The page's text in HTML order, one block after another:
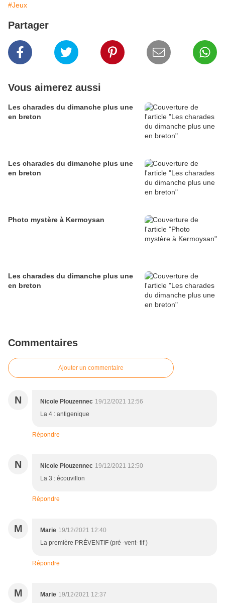
#Jeux
Partager
Vous aimerez aussi
Les charades du dimanche plus une
en breton
Les charades du dimanche plus une
en breton
Photo mystère à Kermoysan
Les charades du dimanche plus une
en breton
Commentaires
Ajouter un commentaire
N Nicole Plouzennec 19/12/2021 12:56
La 4 : antigenique
Répondre
N Nicole Plouzennec 19/12/2021 12:50
La 3 : écouvillon
Répondre
M Marie 19/12/2021 12:40
La première PRÉVENTIF (pré -vent- tif )
Répondre
M Marie 19/12/2021 12:37